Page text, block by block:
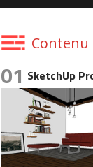
Contenu
01 SketchUp